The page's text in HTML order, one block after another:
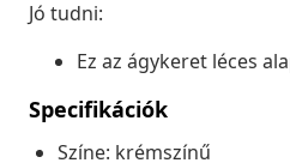
Jó tudni:
Ez az ágykeret léces
Specifikációk
Színe: krémszínű